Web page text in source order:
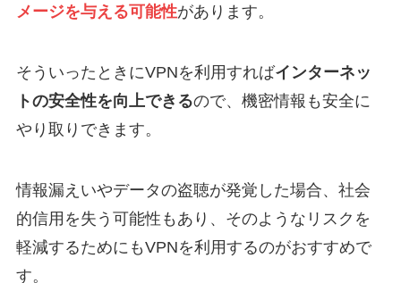
メージを与える可能性があります。
そういったときにVPNを利用すればインターネッ
トの安全性を向上できるので、機密情報も安全に
やり取りできます。
情報漏えいやデータの盗聴が発覚した場合、社会
的信用を失う可能性もあり、そのようなリスクを
軽減するためにもVPNを利用するのがおすすめで
す。